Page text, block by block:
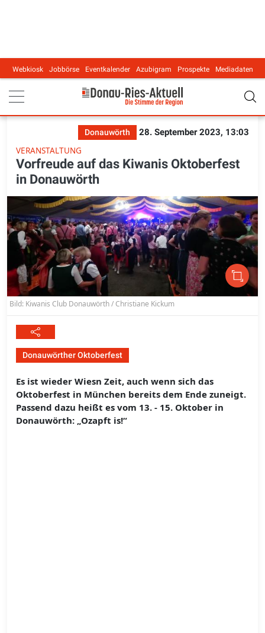
Main navigation
Webkiosk Jobbörse Eventkalender Azubigram Prospekte Mediadaten
Donauwörth
28. September 2023, 13:03
VERANSTALTUNG
Vorfreude auf das Kiwanis Oktoberfest
in Donauwörth
Bild: Kiwanis Club Donauwörth / Christiane Kickum
Donauwörther Oktoberfest
Es ist wieder Wiesn Zeit, auch wenn sich das
Oktoberfest in München bereits dem Ende zuneigt.
Passend dazu heißt es vom 13. - 15. Oktober in
Donauwörth: „Ozapft is!“